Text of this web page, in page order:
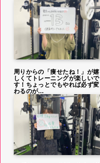
周りからの「痩せたね！」が嬉
しくてトレーニングが楽しいで
す！ちょっとでもやれば必ず変
わるのが…